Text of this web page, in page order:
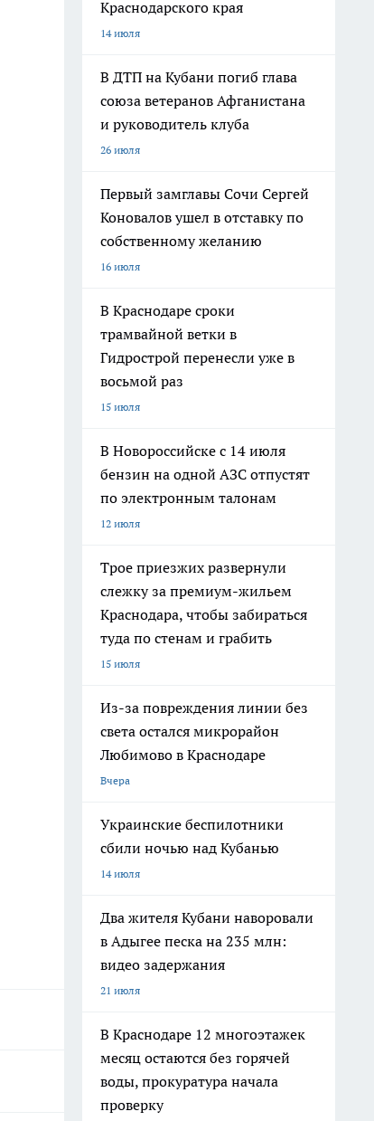
Краснодарского края
14 июля
В ДТП на Кубани погиб глава
союза ветеранов Афганистана
и руководитель клуба
26 июля
Первый замглавы Сочи Сергей
Коновалов ушел в отставку по
собственному желанию
16 июля
В Краснодаре сроки
трамвайной ветки в
Гидрострой перенесли уже в
восьмой раз
15 июля
В Новороссийске с 14 июля
бензин на одной АЗС отпустят
по электронным талонам
12 июля
Трое приезжих развернули
слежку за премиум-жильем
Краснодара, чтобы забираться
туда по стенам и грабить
15 июля
Из-за повреждения линии без
света остался микрорайон
Любимово в Краснодаре
Вчера
Украинские беспилотники
сбили ночью над Кубанью
14 июля
Два жителя Кубани наворовали
в Адыгее песка на 235 млн:
видео задержания
21 июля
В Краснодаре 12 многоэтажек
месяц остаются без горячей
воды, прокуратура начала
проверку